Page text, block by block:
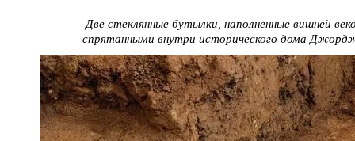
Две стеклянные бутылки, наполненные вишней
спрятанными внутри исторического дома